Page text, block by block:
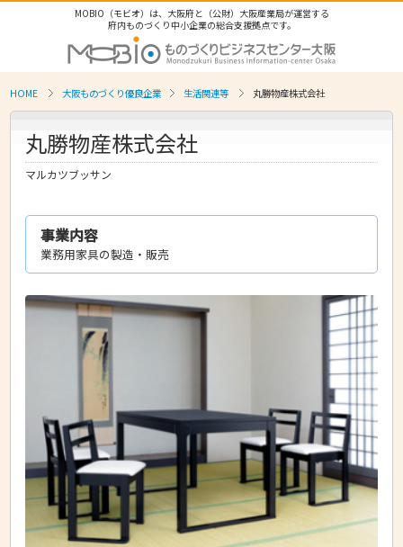
MOBIO（モビオ）は、大阪府と（公財）大阪産業局が運営する
府内ものづくり中小企業の総合支援拠点です。
HOME 大阪ものづくり優良企業 生活関連等 丸勝物産株式会社
丸勝物産株式会社
マルカツブッサン
事業内容
業務用家具の製造・販売